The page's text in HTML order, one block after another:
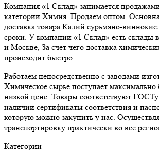
Компания «1 Склад» занимается
категории Химия. Продаем оптом.
доставка товара Калий сурьмяно-
сроки. У компании «1 Склад» есть склады
и Москве, За счет чего доставка
происходит быстро.
Работаем непосредственно с заводами
Химическое сырье поступает максимально
низкой цене. Товары соответствуют
наличии сертификаты соответствия и
которую можно закупить у нас.
транспортировку практически во все
Категории